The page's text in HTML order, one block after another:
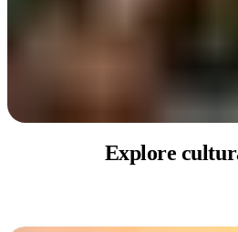
Explore